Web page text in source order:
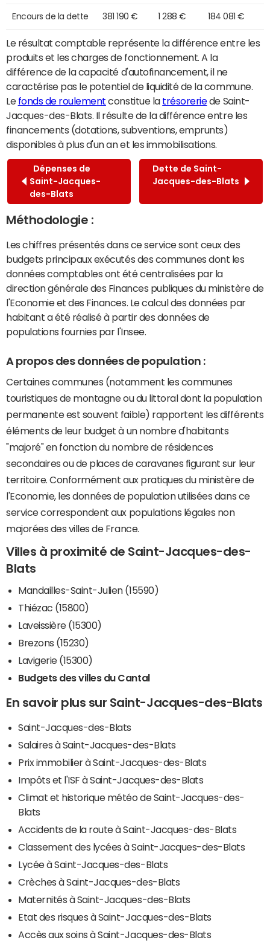
Encours de la dette 381 190 € 1 288 € 184 081 €
Le résultat comptable représente la différence entre les
produits et les charges de fonctionnement. A la
différence de la capacité d'autofinancement, il ne
caractérise pas le potentiel de liquidité de la commune.
Le fonds de roulement constitue la trésoreriede Saint-
Jacques-des-Blats. Il résulte de la différence entre les
financements (dotations, subventions, emprunts)
disponibles à plus d'un an et les immobilisations.
Dépenses de
Saint-Jacques-
des-Blats
Dette de Saint-
Jacques-des-Blats
Méthodologie :
Les chiffres présentés dans ce service sont ceux des
budgets principaux exécutés des communes dont les
données comptables ont été centralisées par la
direction générale des Finances publiques du ministère de
l'Economie et des Finances. Le calcul des données par
habitant a été réalisé à partir des données de
populations fournies par l'Insee.
A propos des données de population :
Certaines communes (notamment les communes
touristiques de montagne ou du littoral dont la population
permanente est souvent faible) rapportent les différents
éléments de leur budget à un nombre d'habitants
"majoré" en fonction du nombre de résidences
secondaires ou de places de caravanes figurant sur leur
territoire. Conformément aux pratiques du ministère de
l'Economie, les données de population utilisées dans ce
service correspondent aux populations légales non
majorées des villes de France.
Villes à proximité de Saint-Jacques-des-
Blats
Mandailles-Saint-Julien (15590)
Thiézac (15800)
Laveissière (15300)
Brezons (15230)
Lavigerie (15300)
Budgets des villes du Cantal
En savoir plus sur Saint-Jacques-des-Blats
Saint-Jacques-des-Blats
Salaires à Saint-Jacques-des-Blats
Prix immobilier à Saint-Jacques-des-Blats
Impôts et l'ISF à Saint-Jacques-des-Blats
Climat et historique météo de Saint-Jacques-des-
Blats
Accidents de la route à Saint-Jacques-des-Blats
Classement des lycées à Saint-Jacques-des-Blats
Lycée à Saint-Jacques-des-Blats
Crèches à Saint-Jacques-des-Blats
Maternités à Saint-Jacques-des-Blats
Etat des risques à Saint-Jacques-des-Blats
Accès aux soins à Saint-Jacques-des-Blats